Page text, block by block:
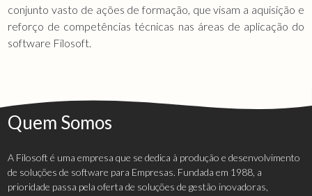
conjunto vasto de ações de formação, que visam a aquisição e
reforço de competências técnicas nas áreas de aplicação do
software Filosoft.
Quem Somos
A Filosoft é uma empresa que se dedica à produção e desenvolvimento
de soluções de software para Empresas. Fundada em 1988, a
prioridade passa pela oferta de soluções de gestão inovadoras,